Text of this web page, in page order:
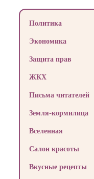
Политика
Экономика
Защита прав
ЖКХ
Письма читателей
Земля-кормилица
Вселенная
Салон красоты
Вкусные рецепты